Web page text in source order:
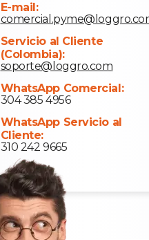
E-mail:
Servicio al Cliente
(Colombia):
soporte@loggro.com
WhatsApp Comercial:
304 385 4956
WhatsApp Servicio al
Cliente:
310 242 9665